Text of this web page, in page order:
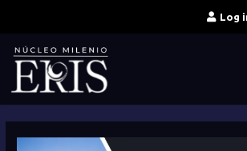
content
Log